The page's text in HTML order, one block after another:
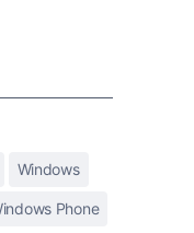
Windows
Phone